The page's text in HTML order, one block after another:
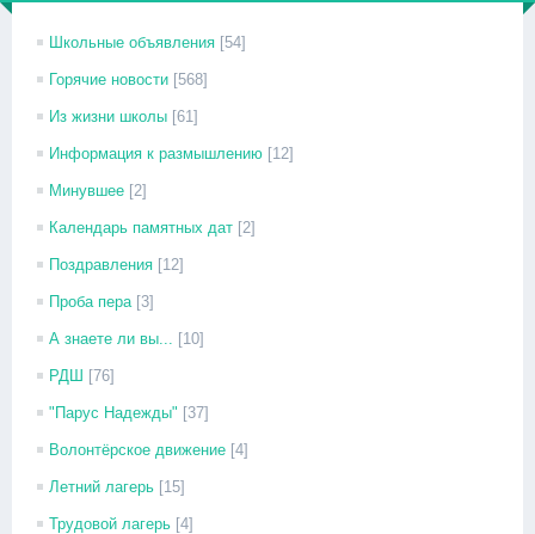
Школьные объявления [54]
Горячие новости [568]
Из жизни школы [61]
Информация к размышлению [12]
Минувшее [2]
Календарь памятных дат [2]
Поздравления [12]
Проба пера [3]
А знаете ли вы... [10]
РДШ [76]
"Парус Надежды" [37]
Волонтёрское движение [4]
Летний лагерь [15]
Трудовой лагерь [4]